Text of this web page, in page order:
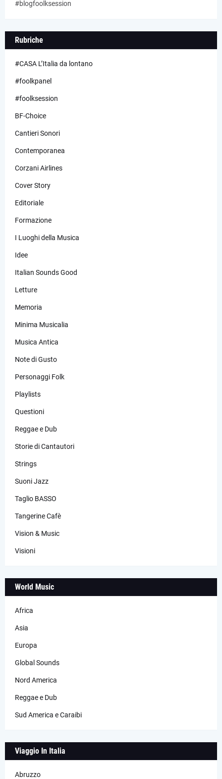
#blogfoolksession
Rubriche
#CASA L’Italia da lontano
#foolkpanel
#foolksession
BF-Choice
Cantieri Sonori
Contemporanea
Corzani Airlines
Cover Story
Editoriale
Formazione
I Luoghi della Musica
Idee
Italian Sounds Good
Letture
Memoria
Minima Musicalia
Musica Antica
Note di Gusto
Personaggi Folk
Playlists
Questioni
Reggae e Dub
Storie di Cantautori
Strings
Suoni Jazz
Taglio BASSO
Tangerine Cafè
Vision & Music
Visioni
World Music
Africa
Asia
Europa
Global Sounds
Nord America
Reggae e Dub
Sud America e Caraibi
Viaggio In Italia
Abruzzo